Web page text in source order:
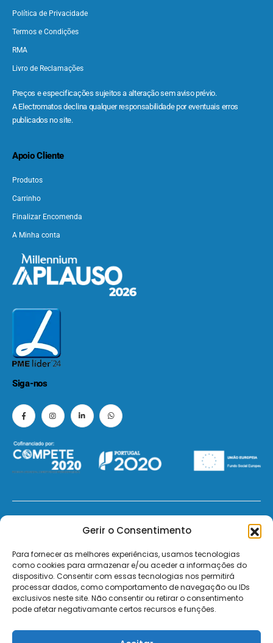
Gerir o Consentimento
Para fornecer as melhores experiências, usamos tecnologias
como cookies para armazenar e/ou aceder a informações do
dispositivo. Consentir com essas tecnologias nos permitirá
processar dados, como comportamento de navegação ou IDs
exclusivos neste site. Não consentir ou retirar o consentimento
pode afetar negativamante certos recursos e funções.
Política de Privacidade
Termos e Condições
RMA
Livro de Reclamações
Preços e especificações sujeitos a alteração sem aviso prévio.
A Electromatos declina qualquer responsabilidade por eventuais erros
publicados no site.
Apoio Cliente
Produtos
Carrinho
Finalizar Encomenda
A Minha conta
Siga-nos
© 2026 - ElectroMatos - Todos os direitos reservados.
Site by VC.
Pagamentos Seguros MB | MB WAY | Transferência Bancária | Payshop | Visa | Mastercard | Visa
Secure | Mastercard Identity Check